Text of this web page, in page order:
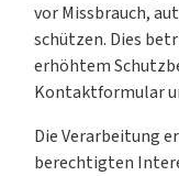
vor Missbrauch,
schützen. Dies
erhöhtem
Kontaktformular
Die Verarbeitung
berechtigten